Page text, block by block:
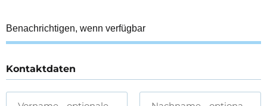
Benachrichtigen, wenn verfügbar
Kontaktdaten